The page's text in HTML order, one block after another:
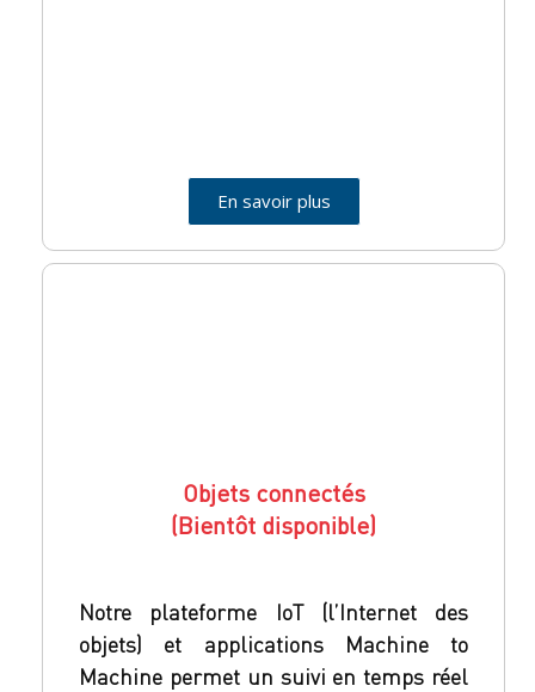
En savoir plus
Objets connectés
(Bientôt disponible)
Notre plateforme IoT (l’Internet des
objets) et applications Machine to
Machine permet un suivi en temps réel